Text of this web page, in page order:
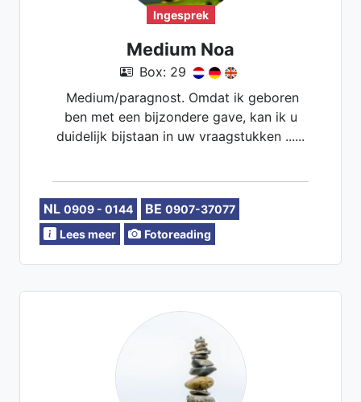
Ingesprek
Medium Noa
Box: 29
Medium/paragnost. Omdat ik geboren
ben met een bijzondere gave, kan ik u
duidelijk bijstaan in uw vraagstukken ......
NL 0909 - 0144 BE 0907-37077
Lees meer
Fotoreading